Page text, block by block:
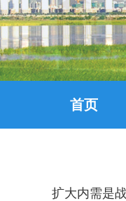
首页
扩大内需是战